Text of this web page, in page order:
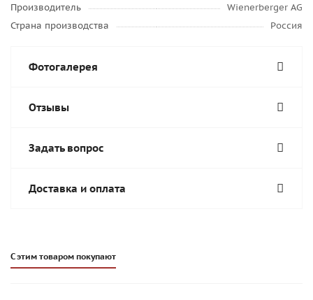
Производитель
Wienerberger AG
Страна производства
Россия
Фотогалерея
Отзывы
Задать вопрос
Доставка и оплата
С этим товаром покупают